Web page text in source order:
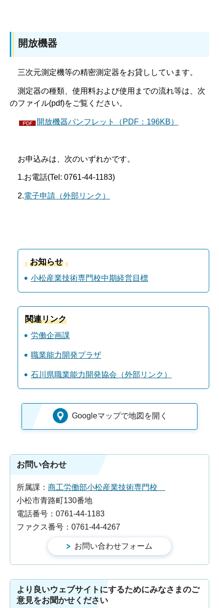
開放機器
三次元測定機等の精密測定器をお貸ししています。
測定器の種類、使用料および使用までの流れ等は、次
のファイル(pdf)をご覧ください。
開放機器パンフレット（PDF：196KB）
お申込みは、次のいずれかです。
1.お電話(Tel: 0761-44-1183)
2.電子申請（外部リンク）
お知らせ
小松産業技術専門校中期経営目標
関連リンク
労働企画課
職業能力開発プラザ
石川県職業能力開発協会（外部リンク）
Googleマップで地図を開く
お問い合わせ
所属課： 商工労働部小松産業技術専門校
小松市青路町130番地
電話番号：0761-44-1183
ファクス番号：0761-44-4267
より良いウェブサイトにするためにみなさまのご
意見をお聞かせください